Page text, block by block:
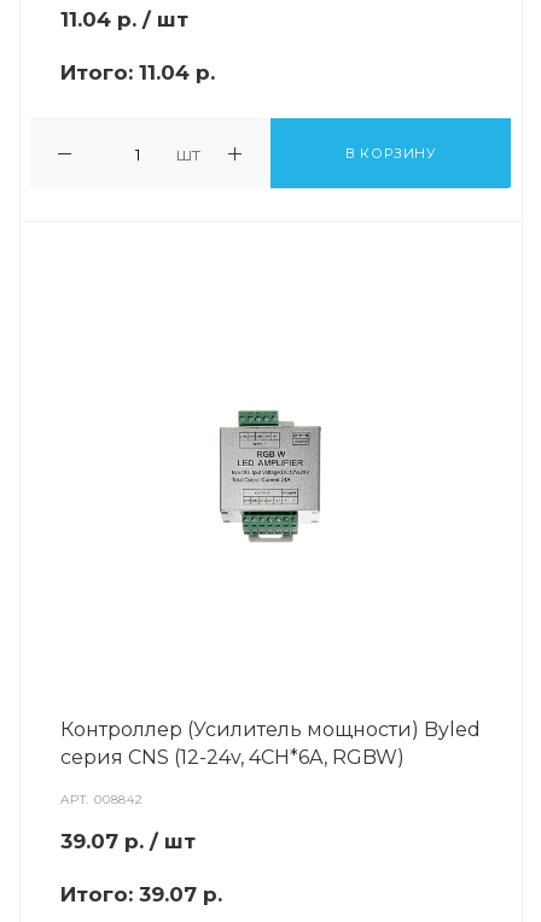
11.04 р. / шт
Итого: 11.04 р.
шт В КОРЗИНУ
Контроллер (Усилитель мощности) Byled
серия CNS (12-24v, 4CH*6A, RGBW)
АРТ.008842
39.07 р. / шт
Итого: 39.07 р.